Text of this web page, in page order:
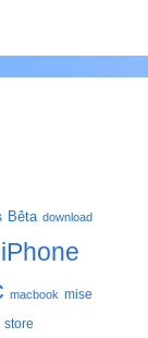
Bêta download
iPhone
macbook mise
store